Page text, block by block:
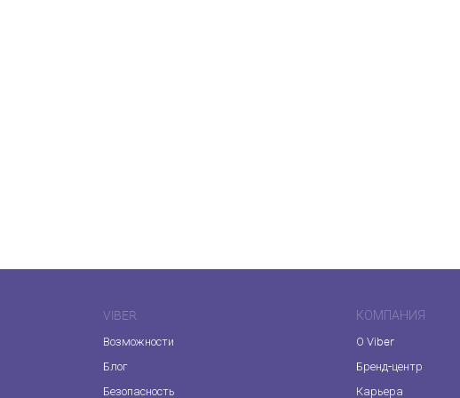
VIBER
Возможности
Блог
Безопасность
КОМПАНИЯ
О Viber
Бренд-центр
Карьера